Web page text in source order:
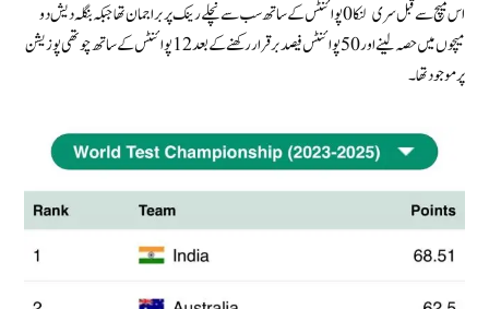
اس میچ سے قبل سری لنکا 0 پوائنٹس کے ساتھ سب سے نچلے رینک پر براجمان تھا جبکہ بنگلہ دیش دو
میچوں میں حصہ لینے اور 50 پوائنٹس فیصد برقرار رکھنے کے بعد 12 پوائنٹس کے ساتھ چوتھی پوزیشن
پر موجود تھا۔